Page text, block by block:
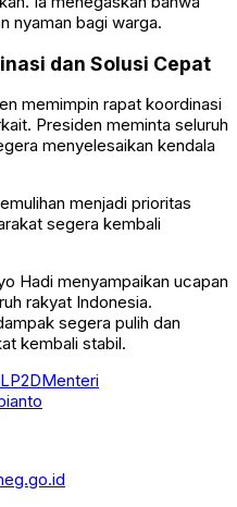
nyaman bagi warga.
dan Solusi Cepat
memimpin rapat koordinasi
Presiden meminta seluruh
menyelesaikan kendala
menjadi prioritas
segera kembali
Hadi menyampaikan ucapan
rakyat Indonesia.
segera pulih dan
kembali stabil.
LP2DMenteri